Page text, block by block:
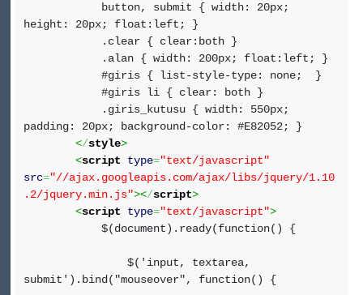
button, submit { width: 20px;
height: 20px; float:left; }
.clear { clear:both }
.alan { width: 200px; float:left; }
#giris { list-style-type: none; }
#giris li { clear: both }
.giris_kutusu { width: 550px;
padding: 20px; background-color: #E82052; }
</style>
<script type="text/javascript"
src="//ajax.googleapis.com/ajax/libs/jquery/1.10
.2/jquery.min.js"></script>
<script type="text/javascript">
$(document).ready(function() {
$('input, textarea,
submit').bind("mouseover", function() {